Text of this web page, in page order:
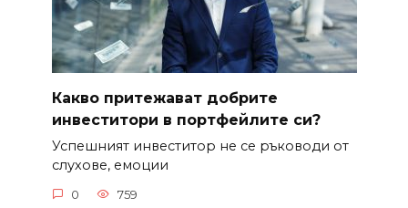
Какво притежават добрите
инвеститори в портфейлите си?
Успешният инвеститор не се ръководи от
слухове, емоции
0 759